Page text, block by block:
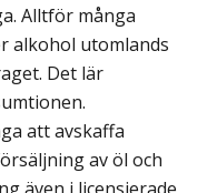
Alltför många
alkohol utomlands
Det lär
att avskaffa
av öl och